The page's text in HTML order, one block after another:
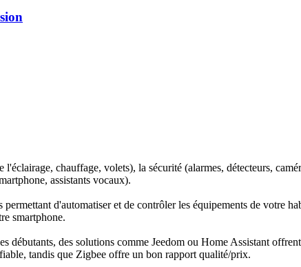
chauffage, volets), la sécurité (alarmes, détecteurs,
assistants vocaux).
d'automatiser et de contrôler les équipements de votre
smartphone.
débutants, des solutions comme Jeedom ou Home Assistant
tandis que Zigbee offre un bon rapport qualité/prix.